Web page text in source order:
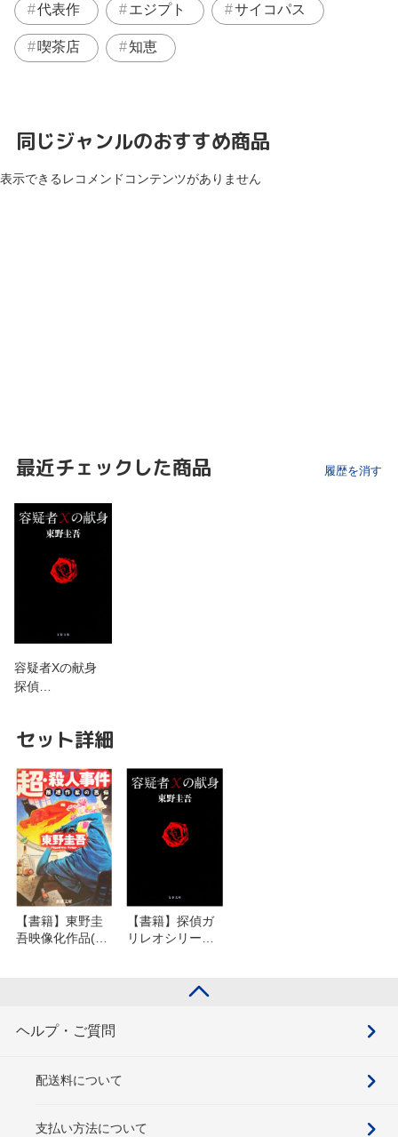
代表作 エジプト サイコパス
喫茶店 知恵
同じジャンルのおすすめ商品
表示できるレコメンドコンテンツがありません
最近チェックした商品 履歴を消す
容疑者Xの献身
探偵…
セット詳細
【書籍】東野圭
吾映像化作品(文
【書籍】探偵ガ
リレオシリーズ
ヘルプ・ご質問
配送料について
支払い方法について